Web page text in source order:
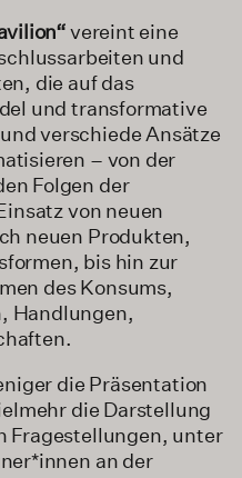
vereint eine
und
die auf das
und transformative
verschiede Ansätze
– von der
Folgen der
von neuen
neuen Produkten,
bis hin zur
des Konsums,
Handlungen,
die Präsentation
die Darstellung
Fragestellungen, unter
an der